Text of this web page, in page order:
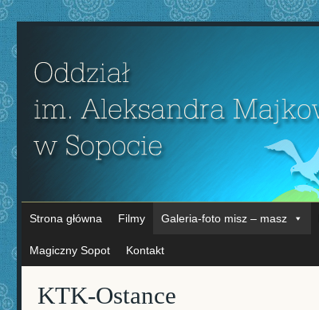
Strona główna Filmy Galeria-foto misz – masz
Magiczny Sopot Kontakt
KTK-Ostance